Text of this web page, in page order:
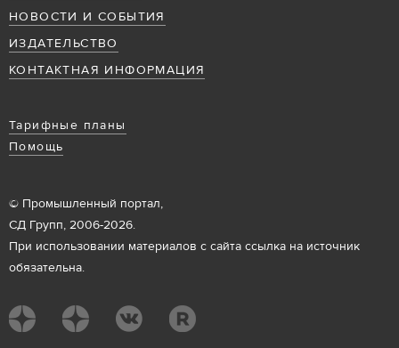
НОВОСТИ И СОБЫТИЯ
ИЗДАТЕЛЬСТВО
КОНТАКТНАЯ ИНФОРМАЦИЯ
Тарифные планы
Помощь
© Промышленный портал,
СД Групп, 2006-2026.
При использовании материалов с сайта ссылка на источник
обязательна.